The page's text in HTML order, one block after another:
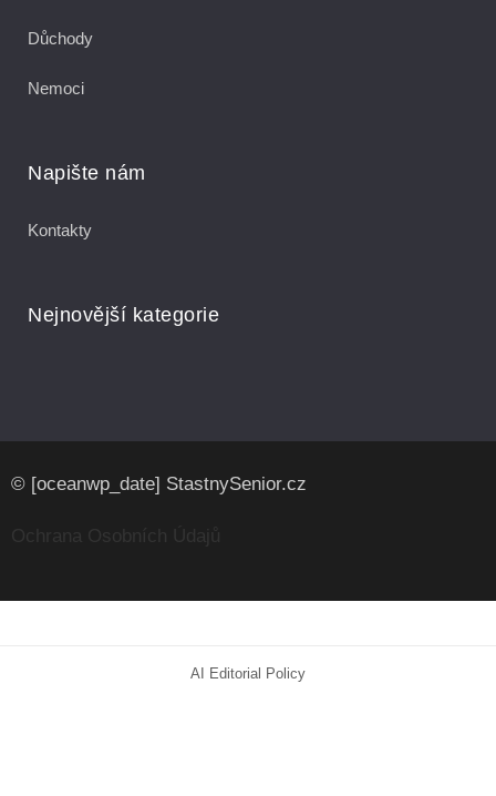
Důchody
Nemoci
Napište nám
Kontakty
Nejnovější kategorie
© [oceanwp_date] StastnySenior.cz
AI Editorial Policy